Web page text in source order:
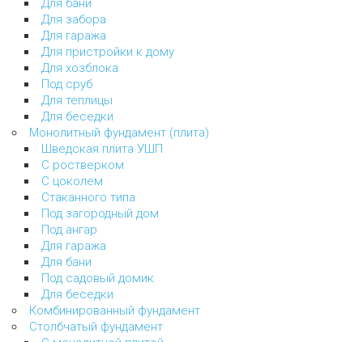
Для бани
Для забора
Для гаража
Для пристройки к дому
Для хозблока
Под сруб
Для теплицы
Для беседки
Монолитный фундамент (плита)
Шведская плита УШП
С ростверком
С цоколем
Стаканного типа
Под загородный дом
Под ангар
Для гаража
Для бани
Под садовый домик
Для беседки
Комбинированный фундамент
Столбчатый фундамент